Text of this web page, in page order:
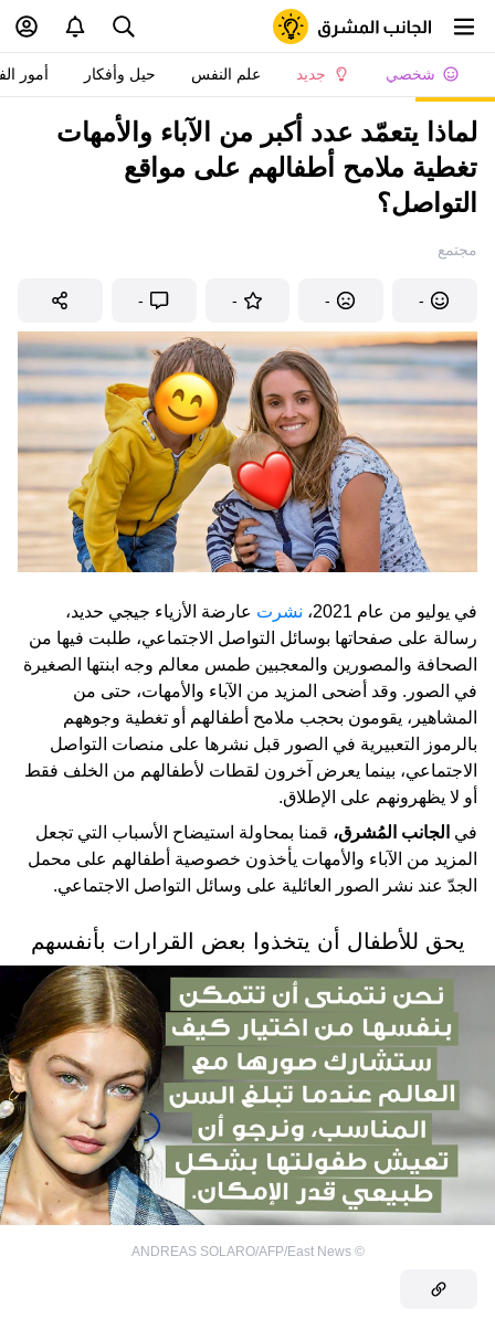
شخصي جديد علم النفس حيل وأفكار أمور
لماذا يتعمّد عدد أكبر من الآباء والأمهات
تغطية ملامح أطفالهم على مواقع
التواصل؟
مجتمع
-
-
-
-
في يوليو من عام 2021، نشرت عارضة الأزياء جيجي حديد،
رسالة على صفحاتها بوسائل التواصل الاجتماعي، طلبت فيها من
الصحافة والمصورين والمعجبين طمس معالم وجه ابنتها الصغيرة
في الصور. وقد أضحى المزيد من الآباء والأمهات، حتى من
المشاهير، يقومون بحجب ملامح أطفالهم أو تغطية وجوههم
بالرموز التعبيرية في الصور قبل نشرها على منصات التواصل
الاجتماعي، بينما يعرض آخرون لقطات لأطفالهم من الخلف فقط
أو لا يظهرونهم على الإطلاق.
في الجانب المُشرق، قمنا بمحاولة استيضاح الأسباب التي تجعل
المزيد من الآباء والأمهات يأخذون خصوصية أطفالهم على محمل
الجدّ عند نشر الصور العائلية على وسائل التواصل الاجتماعي.
يحق للأطفال أن يتخذوا بعض القرارات بأنفسهم
©
ANDREAS SOLARO/AFP/East News